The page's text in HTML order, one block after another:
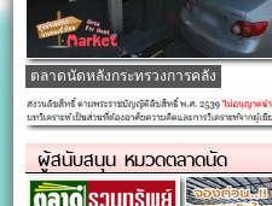
ตลาดนัดหลังกระทรวงการคลัง
ผู้สนับสนุน หมวดตลาดนัด